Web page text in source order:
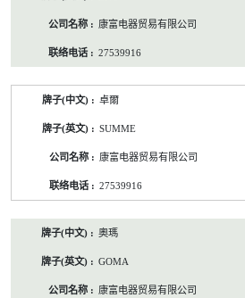
康富电器贸易有限公司
27539916
卓爾
SUMME
康富电器贸易有限公司
27539916
奧瑪
GOMA
康富电器贸易有限公司